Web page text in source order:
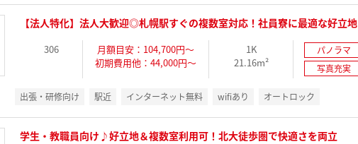
【法人特化】法人大歓迎◎札幌駅すぐの複数室対応！社員寮に最適な好立地
306
月額目安：104,700円～
初期費用他：44,000円～
1K
21.16m²
パノラマ
写真充実
出張・研修向け 駅近 インターネット無料 wifiあり オートロック
学生・教職員向け♪好立地＆複数室利用可！北大徒歩圏で快適さを両立